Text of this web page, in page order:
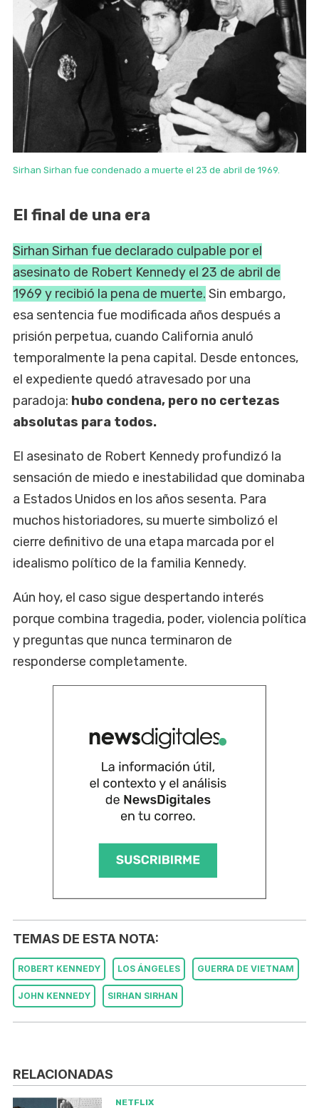
Sirhan Sirhan fue condenado a muerte el 23 de abril de 1969.
El final de una era
Sirhan Sirhan fue declarado culpable por el
asesinato de Robert Kennedy el 23 de abril de
1969 y recibió la pena de muerte. Sin embargo,
esa sentencia fue modificada años después a
prisión perpetua, cuando California anuló
temporalmente la pena capital. Desde entonces,
el expediente quedó atravesado por una
paradoja: hubo condena, pero no certezas
absolutas para todos.
El asesinato de Robert Kennedy profundizó la
sensación de miedo e inestabilidad que dominaba
a Estados Unidos en los años sesenta. Para
muchos historiadores, su muerte simbolizó el
cierre definitivo de una etapa marcada por el
idealismo político de la familia Kennedy.
Aún hoy, el caso sigue despertando interés
porque combina tragedia, poder, violencia política
y preguntas que nunca terminaron de
responderse completamente.
TEMAS DE ESTA NOTA:
ROBERT KENNEDY LOS ÁNGELES GUERRA DE VIETNAM
JOHN KENNEDY SIRHAN SIRHAN
RELACIONADAS
NETFLIX